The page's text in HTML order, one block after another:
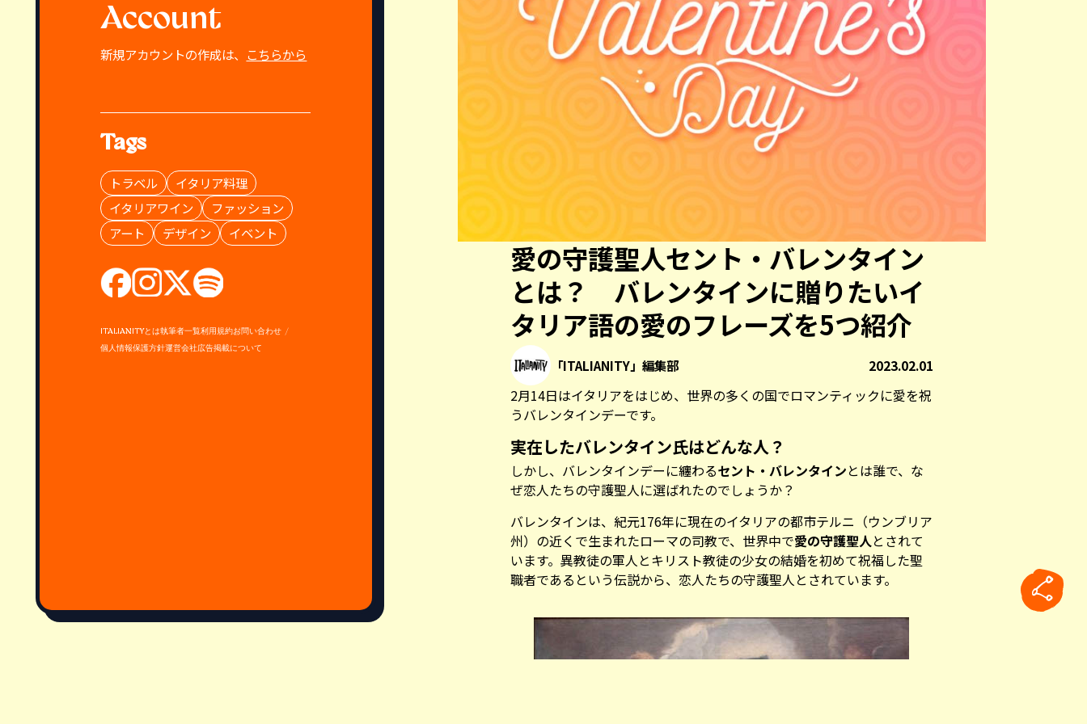
Account
新規アカウントの作成は、 こちらから
Tags
トラベル
イタリア料理
イタリアワイン
ファッション
アート
デザイン イベント
ITALIANITYとは執筆者一覧利用規約お問い合わせ
個人情報保護方針運営会社広告掲載について
愛の守護聖人セント・バレンタイン
とは？ バレンタインに贈りたいイ
タリア語の愛のフレーズを5つ紹介
「ITALIANITY」編集部 2023.02.01
2月14日はイタリアをはじめ、世界の多くの国でロマンティックに愛を祝
うバレンタインデーです。
実在したバレンタイン氏はどんな人？
しかし、バレンタインデーに纏わるセント・バレンタインとは誰で、な
ぜ恋人たちの守護聖人に選ばれたのでしょうか？
バレンタインは、紀元176年に現在のイタリアの都市テルニ（ウンブリア
州）の近くで生まれたローマの司教で、世界中で愛の守護聖人とされて
います。異教徒の軍人とキリスト教徒の少女の結婚を初めて祝福した聖
職者であるという伝説から、恋人たちの守護聖人とされています。